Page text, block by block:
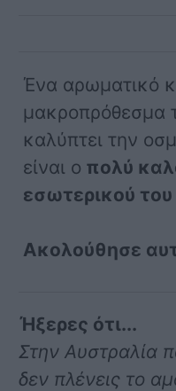
Ένα αρωματικό
μακροπρόθεσμα
καλύπτει την
είναι ο πολύ
εσωτερικού
Ακολούθησε
Ήξερες ότι...
Στην Αυστραλία
δεν πλένεις το